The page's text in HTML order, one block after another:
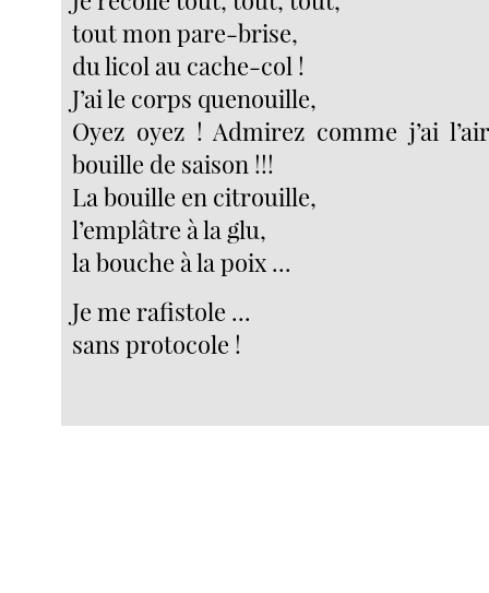
tout mon pare-brise,
du licol au cache-col !
J’ai le corps quenouille,
Oyez oyez ! Admirez comme j’ai
bouille de saison !!!
La bouille en citrouille,
l’emplâtre à la glu,
la bouche à la poix ...
Je me rafistole ...
sans protocole !